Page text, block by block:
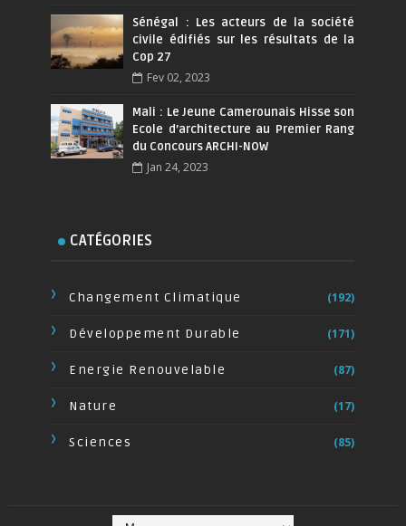
Sénégal : Les acteurs de la société
civile édifiés sur les résultats de la
Cop 27
Fev 02, 2023
Mali : Le Jeune Camerounais Hisse son
Ecole d’architecture au Premier Rang
du Concours ARCHI-NOW
Jan 24, 2023
CATÉGORIES
Changement Climatique (192)
Développement Durable (171)
Energie Renouvelable (87)
Nature (17)
Sciences (85)